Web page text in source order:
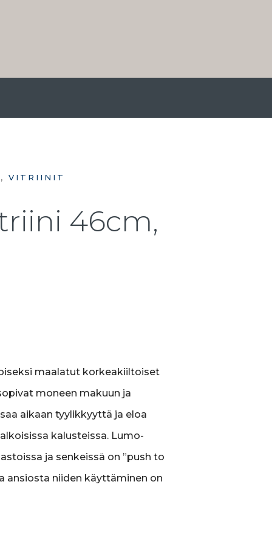
, VITRIINIT
46cm,
maalatut korkeakiiltoiset
moneen makuun ja
aikaan tyylikkyyttä ja eloa
kalusteissa. Lumo-
ja senkeissä on ”push to
ansiosta niiden käyttäminen on